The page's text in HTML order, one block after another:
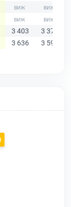
3 403 3 377
3 636 3 599